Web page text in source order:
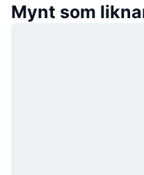
Mynt som